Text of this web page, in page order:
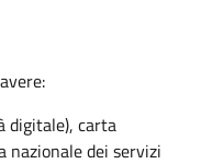
digitale), carta
nazionale dei servizi